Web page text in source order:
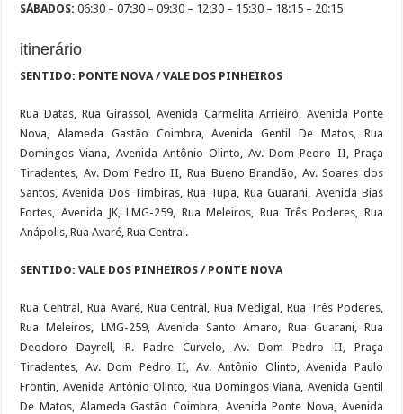
SÁBADOS: 06:30 – 07:30 – 09:30 – 12:30 – 15:30 – 18:15 – 20:15
itinerário
SENTIDO: PONTE NOVA / VALE DOS PINHEIROS
Rua Datas, Rua Girassol, Avenida Carmelita Arrieiro, Avenida Ponte
Nova, Alameda Gastão Coimbra, Avenida Gentil De Matos, Rua
Domingos Viana, Avenida Antônio Olinto, Av. Dom Pedro II, Praça
Tiradentes, Av. Dom Pedro II, Rua Bueno Brandão, Av. Soares dos
Santos, Avenida Dos Timbiras, Rua Tupã, Rua Guarani, Avenida Bias
Fortes, Avenida JK, LMG-259, Rua Meleiros, Rua Três Poderes, Rua
Anápolis, Rua Avaré, Rua Central.
SENTIDO: VALE DOS PINHEIROS / PONTE NOVA
Rua Central, Rua Avaré, Rua Central, Rua Medigal, Rua Três Poderes,
Rua Meleiros, LMG-259, Avenida Santo Amaro, Rua Guarani, Rua
Deodoro Dayrell, R. Padre Curvelo, Av. Dom Pedro II, Praça
Tiradentes, Av. Dom Pedro II, Av. Antônio Olinto, Avenida Paulo
Frontin, Avenida Antônio Olinto, Rua Domingos Viana, Avenida Gentil
De Matos, Alameda Gastão Coimbra, Avenida Ponte Nova, Avenida